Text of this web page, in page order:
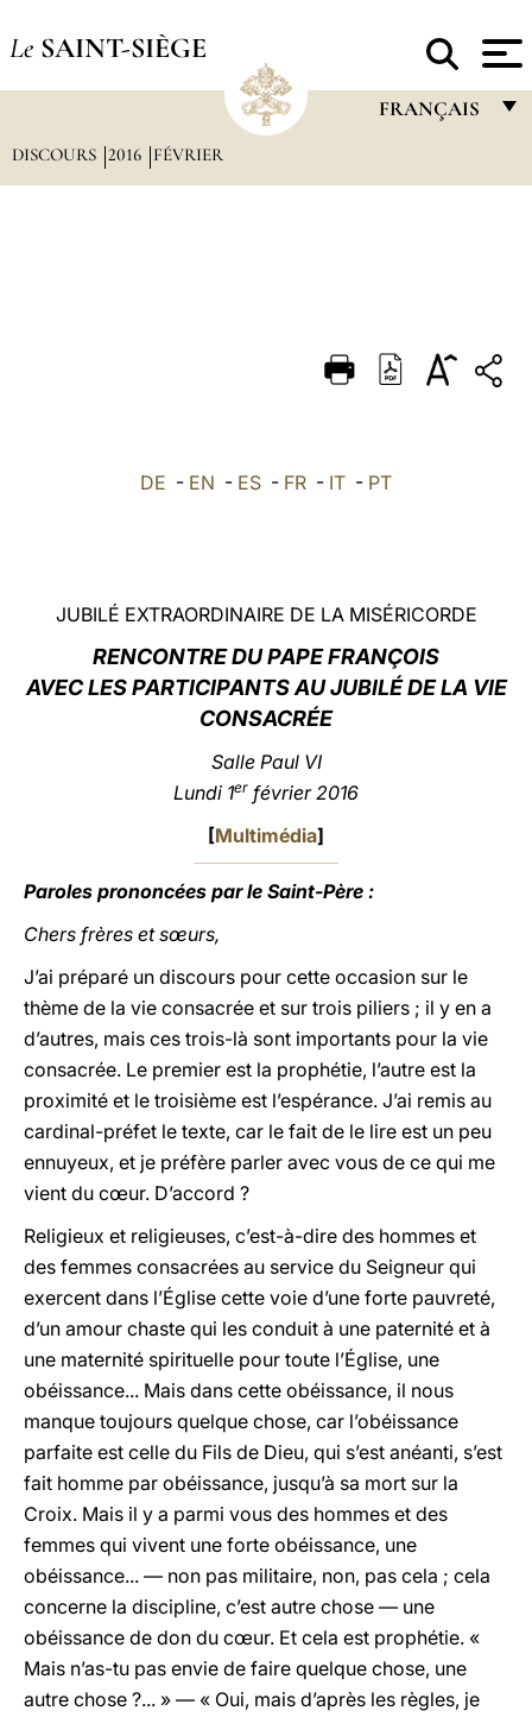
Le SAINT-SIÈGE
FRANÇAIS
DEUTSCH
العربيّة
DISCOURS 2016 FÉVRIER
DE - EN - ES - FR - IT - PT
JUBILÉ EXTRAORDINAIRE DE LA MISÉRICORDE
RENCONTRE DU PAPE FRANÇOIS
AVEC LES PARTICIPANTS AU JUBILÉ DE LA VIE
CONSACRÉE
Salle Paul VI
Lundi 1er février 2016
[Multimédia]
Paroles prononcées par le Saint-Père :
Chers frères et sœurs,
J’ai préparé un discours pour cette occasion sur le
thème de la vie consacrée et sur trois piliers ; il y en a
d’autres, mais ces trois-là sont importants pour la vie
consacrée. Le premier est la prophétie, l’autre est la
proximité et le troisième est l’espérance. J’ai remis au
cardinal-préfet le texte, car le fait de le lire est un peu
ennuyeux, et je préfère parler avec vous de ce qui me
vient du cœur. D’accord ?
Religieux et religieuses, c’est-à-dire des hommes et
des femmes consacrées au service du Seigneur qui
exercent dans l’Église cette voie d’une forte pauvreté,
d’un amour chaste qui les conduit à une paternité et à
une maternité spirituelle pour toute l’Église, une
obéissance... Mais dans cette obéissance, il nous
manque toujours quelque chose, car l’obéissance
parfaite est celle du Fils de Dieu, qui s’est anéanti, s’est
fait homme par obéissance, jusqu’à sa mort sur la
Croix. Mais il y a parmi vous des hommes et des
femmes qui vivent une forte obéissance, une
obéissance... — non pas militaire, non, pas cela ; cela
concerne la discipline, c’est autre chose — une
obéissance de don du cœur. Et cela est prophétie. «
Mais n’as-tu pas envie de faire quelque chose, une
autre chose ?... » — « Oui, mais d’après les règles, je